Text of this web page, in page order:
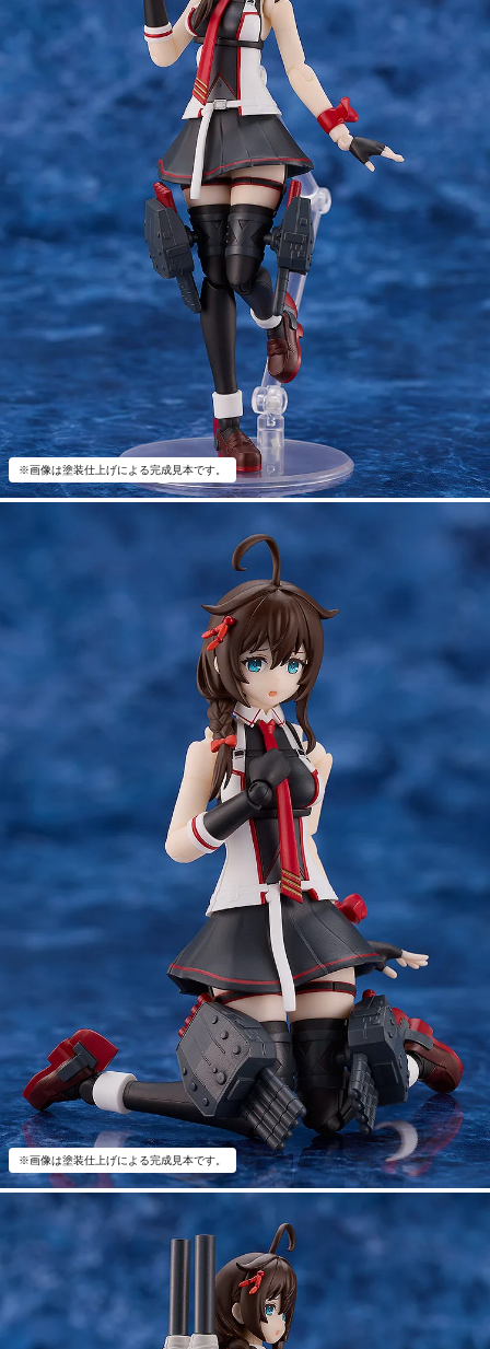
※画像は塗装仕上げによる完成見本です。
※画像は塗装仕上げによる完成見本です。